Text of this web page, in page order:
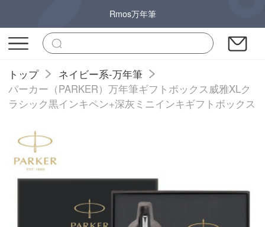
Rmos万年筆
トップ
ネイビー系-万年筆
パーカー（PARKER）万年筆ギフトボックス威雅XLク
ラシック黒インキペン+深灰ミニインキギフトボックス